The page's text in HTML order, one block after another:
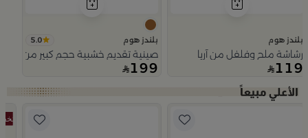
بلندز هوم
رشاشة ملح وفلفل من آريا
119
بلندز هوم 5.0
صينية تقديم خشبية حجم كبير من اورورا
199
Slide 1 of 5